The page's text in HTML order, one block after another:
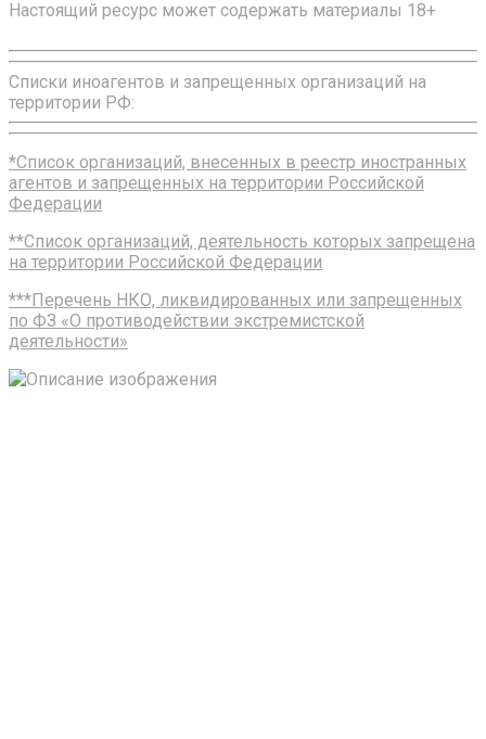
Настоящий ресурс может содержать материалы 18+
Списки иноагентов и запрещенных организаций на
территории РФ:
*Список организаций, внесенных в реестр иностранных
агентов и запрещенных на территории Российской
Федерации
**Список организаций, деятельность которых запрещена
на территории Российской Федерации
***Перечень НКО, ликвидированных или запрещенных
по ФЗ «О противодействии экстремистской
деятельности»